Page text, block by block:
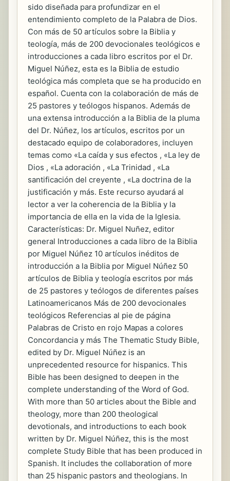
sido diseñada para profundizar en el
entendimiento completo de la Palabra de Dios.
Con más de 50 artículos sobre la Biblia y
teología, más de 200 devocionales teológicos e
introducciones a cada libro escritos por el Dr.
Miguel Núñez, esta es la Biblia de estudio
teológica más completa que se ha producido en
español. Cuenta con la colaboración de más de
25 pastores y teólogos hispanos. Además de
una extensa introducción a la Biblia de la pluma
del Dr. Núñez, los artículos, escritos por un
destacado equipo de colaboradores, incluyen
temas como «La caída y sus efectos , «La ley de
Dios , «La adoración , «La Trinidad , «La
santificación del creyente , «La doctrina de la
justificación y más. Este recurso ayudará al
lector a ver la coherencia de la Biblia y la
importancia de ella en la vida de la Iglesia.
Características: Dr. Miguel Nuñez, editor
general Introducciones a cada libro de la Biblia
por Miguel Núñez 10 artículos inéditos de
introducción a la Biblia por Miguel Núñez 50
artículos de Biblia y teología escritos por más
de 25 pastores y teólogos de diferentes países
Latinoamericanos Más de 200 devocionales
teológicos Referencias al pie de página
Palabras de Cristo en rojo Mapas a colores
Concordancia y más The Thematic Study Bible,
edited by Dr. Miguel Núñez is an
unprecedented resource for hispanics. This
Bible has been designed to deepen in the
complete understanding of the Word of God.
With more than 50 articles about the Bible and
theology, more than 200 theological
devotionals, and introductions to each book
written by Dr. Miguel Núñez, this is the most
complete Study Bible that has been produced in
Spanish. It includes the collaboration of more
than 25 hispanic pastors and theologians. In